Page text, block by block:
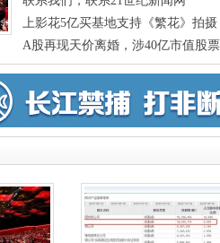
上影花5亿买基地支持《繁花》拍
A股再现天价离婚，涉40亿市值股
物”金磊拟